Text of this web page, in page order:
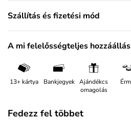
Szállítás és fizetési mód
A mi felelősségteljes
13+ kártya Bankjegyek Ajándékcs
omagolás
Fedezz fel többet